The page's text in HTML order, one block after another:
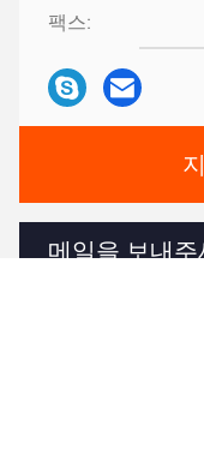
팩스:
메일을 보내주